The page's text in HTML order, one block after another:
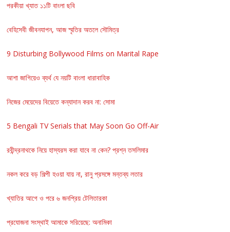
পরকীয়া খ্যাত ১১টি বাংলা ছবি
বেহিসেবী জীবনযাপন, আজ স্মৃতির অতলে সৌমিত্র
9 Disturbing Bollywood Films on Marital Rape
আশা জাগিয়েও ব্যর্থ যে নয়টি বাংলা ধারাবাহিক
নিজের মেয়েদের বিয়েতে কন্যাদান করব না: সোমা
5 Bengali TV Serials that May Soon Go Off-Air
রবীন্দ্রনাথকে নিয়ে হাস্যরস করা যাবে না কেন? প্রশ্ন তসলিমার
নকল করে বড় শিল্পী হওয়া যায় না, রানু প্রসঙ্গে মন্তব্য লতার
খ্যাতির আগে ও পরে ৬ জনপ্রিয় টেলিতারকা
প্রযোজনা সংস্থাই আমাকে সরিয়েছে: অনামিকা